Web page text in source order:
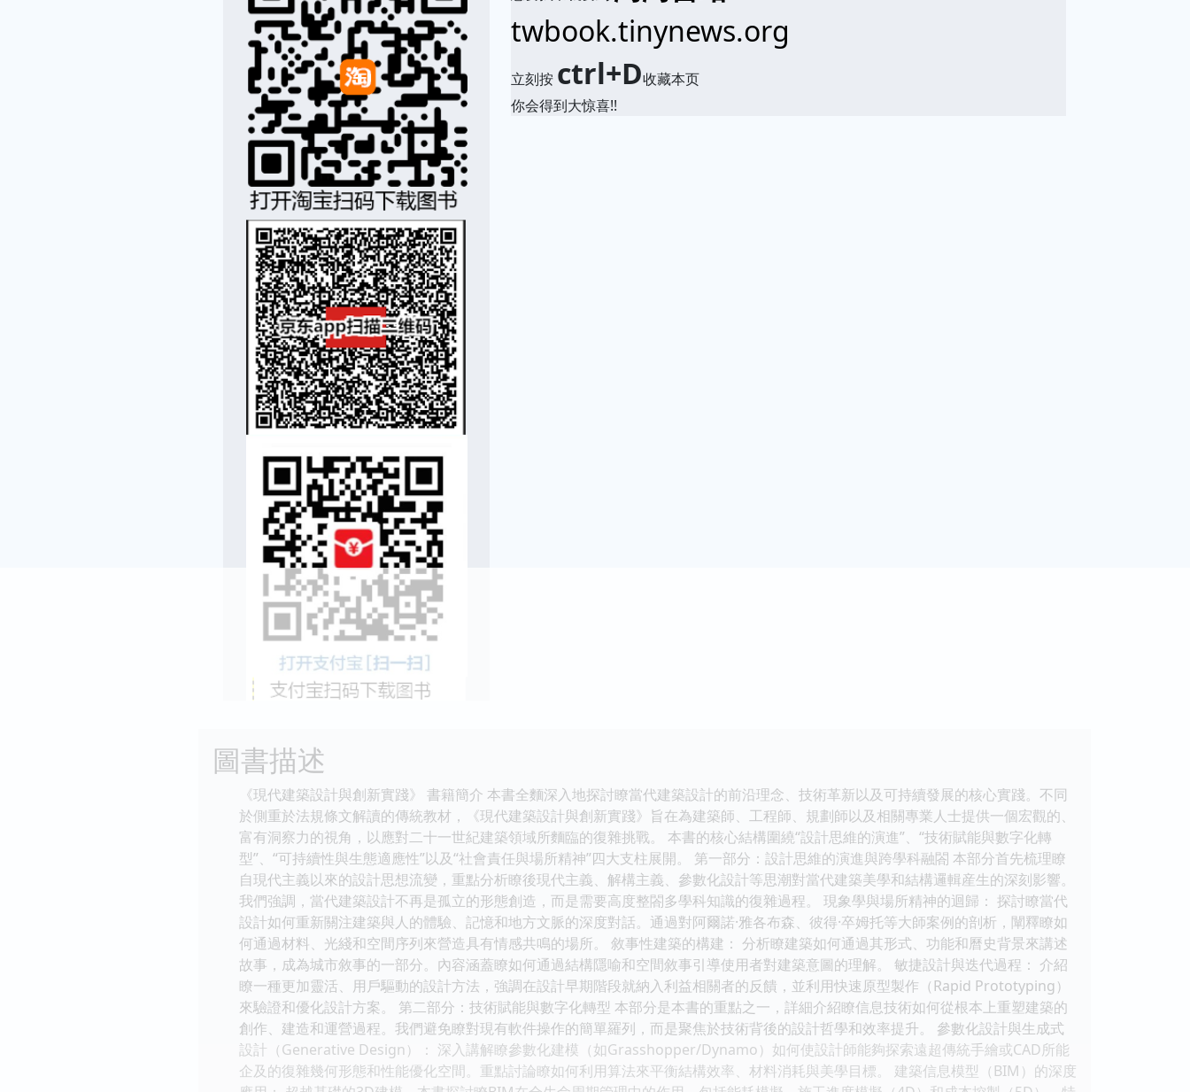
twbook.tinynews.org
立刻按 ctrl+D收藏本页
你会得到大惊喜!!
圖書描述
《現代建築設計與創新實踐》 書籍簡介 本書全麵深入地探討瞭當代建築設計的前沿理念、技術革新以及可持續發展的核心實踐。不同
於側重於法規條文解讀的傳統教材，《現代建築設計與創新實踐》旨在為建築師、工程師、規劃師以及相關專業人士提供一個宏觀的、
富有洞察力的視角，以應對二十一世紀建築領域所麵臨的復雜挑戰。 本書的核心結構圍繞“設計思維的演進”、“技術賦能與數字化轉
型”、“可持續性與生態適應性”以及“社會責任與場所精神”四大支柱展開。 第一部分：設計思維的演進與跨學科融閤 本部分首先梳理瞭
自現代主義以來的設計思想流變，重點分析瞭後現代主義、解構主義、參數化設計等思潮對當代建築美學和結構邏輯産生的深刻影響。
我們強調，當代建築設計不再是孤立的形態創造，而是需要高度整閤多學科知識的復雜過程。 現象學與場所精神的迴歸： 探討瞭當代
設計如何重新關注建築與人的體驗、記憶和地方文脈的深度對話。通過對阿爾諾·雅各布森、彼得·卒姆托等大師案例的剖析，闡釋瞭如
何通過材料、光綫和空間序列來營造具有情感共鳴的場所。 敘事性建築的構建： 分析瞭建築如何通過其形式、功能和曆史背景來講述
故事，成為城市敘事的一部分。內容涵蓋瞭如何通過結構隱喻和空間敘事引導使用者對建築意圖的理解。 敏捷設計與迭代過程： 介紹
瞭一種更加靈活、用戶驅動的設計方法，強調在設計早期階段就納入利益相關者的反饋，並利用快速原型製作（Rapid Prototyping）
來驗證和優化設計方案。 第二部分：技術賦能與數字化轉型 本部分是本書的重點之一，詳細介紹瞭信息技術如何從根本上重塑建築的
創作、建造和運營過程。我們避免瞭對現有軟件操作的簡單羅列，而是聚焦於技術背後的設計哲學和效率提升。 參數化設計與生成式
設計（Generative Design）： 深入講解瞭參數化建模（如Grasshopper/Dynamo）如何使設計師能夠探索遠超傳統手繪或CAD所能
企及的復雜幾何形態和性能優化空間。重點討論瞭如何利用算法來平衡結構效率、材料消耗與美學目標。 建築信息模型（BIM）的深度